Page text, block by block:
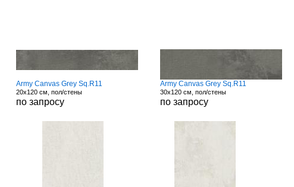
Army Canvas Grey Sq.R11
20x120 см, пол/стены
по запросу
Army Canvas Grey Sq.R11
30x120 см, пол/стены
по запросу